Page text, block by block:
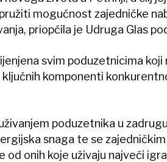
mogućnost zajedničke
priopćila je Udruga Glas
svim poduzetnicima koji
ključnih komponenti
poduzetnika u
snaga te se
od onih koje uživaju najveći